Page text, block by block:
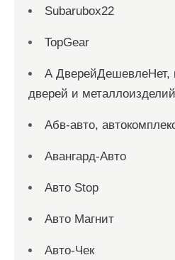
Subarubox22
TopGear
А ДверейДешевлеНет,
дверей и металлоизделий
Абв-авто,
Авангард-Авто
Авто Stop
Авто Магнит
Авто-Чек